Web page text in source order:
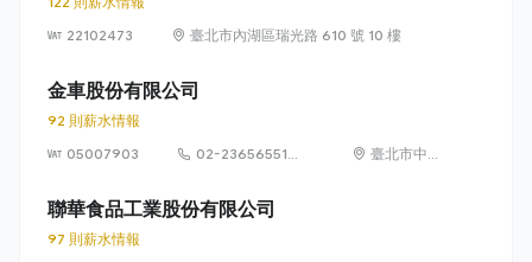
22102473
臺北市內湖區瑞光路 610 號 10 樓
金車股份有限公司
92 則薪水情報
05007903
02-23656551
臺北市中正
聯華食品工業股份有限公司
97 則薪水情報